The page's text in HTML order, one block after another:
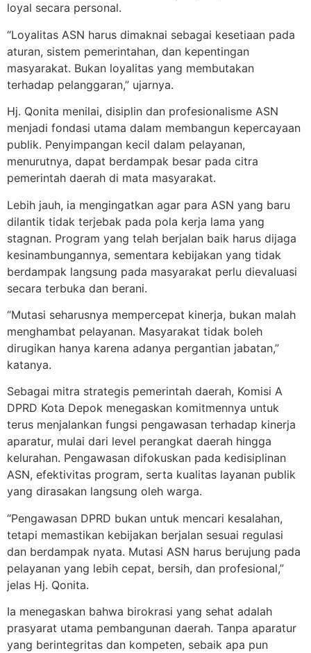
loyal secara personal.
“Loyalitas ASN harus dimaknai sebagai kesetiaan pada
aturan, sistem pemerintahan, dan kepentingan
masyarakat. Bukan loyalitas yang membutakan
terhadap pelanggaran,” ujarnya.
Hj. Qonita menilai, disiplin dan profesionalisme ASN
menjadi fondasi utama dalam membangun kepercayaan
publik. Penyimpangan kecil dalam pelayanan,
menurutnya, dapat berdampak besar pada citra
pemerintah daerah di mata masyarakat.
Lebih jauh, ia mengingatkan agar para ASN yang baru
dilantik tidak terjebak pada pola kerja lama yang
stagnan. Program yang telah berjalan baik harus dijaga
kesinambungannya, sementara kebijakan yang tidak
berdampak langsung pada masyarakat perlu dievaluasi
secara terbuka dan berani.
“Mutasi seharusnya mempercepat kinerja, bukan malah
menghambat pelayanan. Masyarakat tidak boleh
dirugikan hanya karena adanya pergantian jabatan,”
katanya.
Sebagai mitra strategis pemerintah daerah, Komisi A
DPRD Kota Depok menegaskan komitmennya untuk
terus menjalankan fungsi pengawasan terhadap kinerja
aparatur, mulai dari level perangkat daerah hingga
kelurahan. Pengawasan difokuskan pada kedisiplinan
ASN, efektivitas program, serta kualitas layanan publik
yang dirasakan langsung oleh warga.
“Pengawasan DPRD bukan untuk mencari kesalahan,
tetapi memastikan kebijakan berjalan sesuai regulasi
dan berdampak nyata. Mutasi ASN harus berujung pada
pelayanan yang lebih cepat, bersih, dan profesional,”
jelas Hj. Qonita.
Ia menegaskan bahwa birokrasi yang sehat adalah
prasyarat utama pembangunan daerah. Tanpa aparatur
yang berintegritas dan kompeten, sebaik apa pun